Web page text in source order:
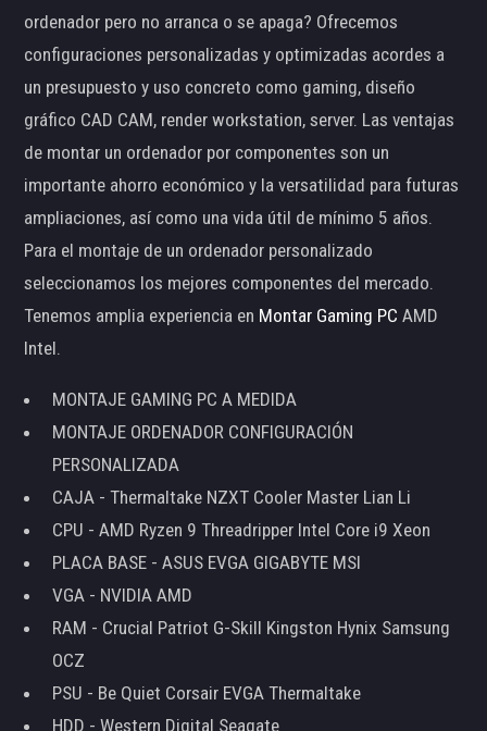
ordenador pero no arranca o se apaga? Ofrecemos
configuraciones personalizadas y optimizadas acordes a
un presupuesto y uso concreto como gaming, diseño
gráfico CAD CAM, render workstation, server. Las ventajas
de montar un ordenador por componentes son un
importante ahorro económico y la versatilidad para futuras
ampliaciones, así como una vida útil de mínimo 5 años.
Para el montaje de un ordenador personalizado
seleccionamos los mejores componentes del mercado.
Tenemos amplia experiencia en Montar Gaming PC AMD
Intel.
MONTAJE GAMING PC A MEDIDA
MONTAJE ORDENADOR CONFIGURACIÓN
PERSONALIZADA
CAJA - Thermaltake NZXT Cooler Master Lian Li
CPU - AMD Ryzen 9 Threadripper Intel Core i9 Xeon
PLACA BASE - ASUS EVGA GIGABYTE MSI
VGA - NVIDIA AMD
RAM - Crucial Patriot G-Skill Kingston Hynix Samsung
OCZ
PSU - Be Quiet Corsair EVGA Thermaltake
HDD - Western Digital Seagate